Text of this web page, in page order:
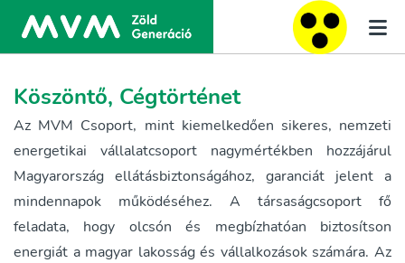
Köszöntő, Cégtörténet
Az MVM Csoport, mint kiemelkedően sikeres, nemzeti
energetikai vállalatcsoport nagymértékben hozzájárul
Magyarország ellátásbiztonságához, garanciát jelent a
mindennapok működéséhez. A társaságcsoport fő
feladata, hogy olcsón és megbízhatóan biztosítson
energiát a magyar lakosság és vállalkozások számára. Az